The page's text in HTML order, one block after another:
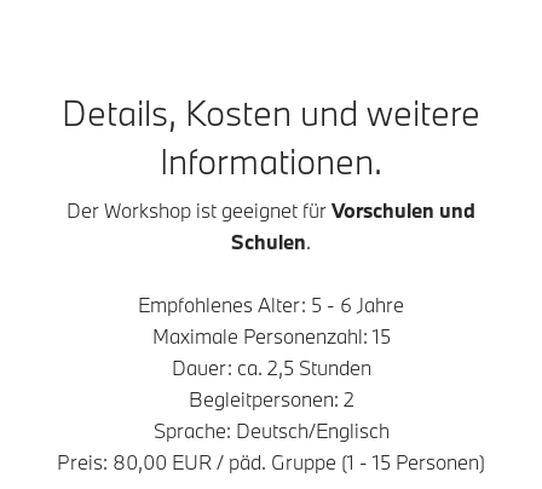
Details, Kosten und weitere
Informationen.
Der Workshop ist geeignet fürVorschulen und
Schulen.
Empfohlenes Alter: 5 - 6 Jahre
Maximale Personenzahl: 15
Dauer: ca. 2,5 Stunden
Begleitpersonen: 2
Sprache: Deutsch/Englisch
Preis: 80,00 EUR / päd. Gruppe (1 - 15 Personen)